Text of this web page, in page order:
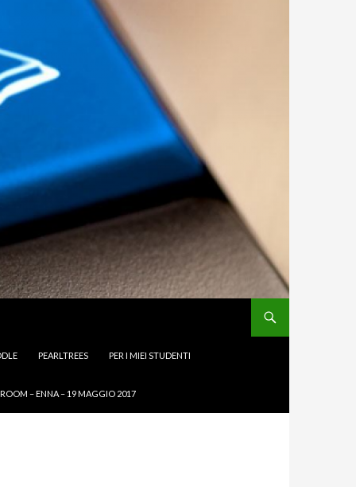
PEARLTREES PER I MIEI STUDENTI
– ENNA – 19 MAGGIO 2017